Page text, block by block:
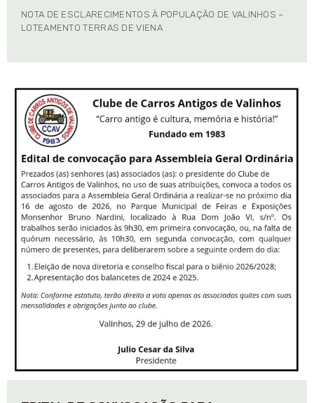
NOTA DE ESCLARECIMENTOS À POPULAÇÃO DE VALINHOS –
LOTEAMENTO TERRAS DE VIENA